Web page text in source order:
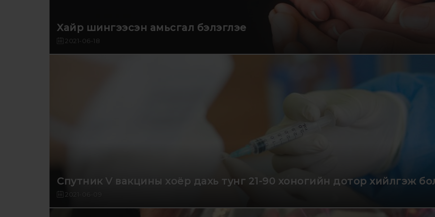
Хайр шингээсэн амьсгал бэлэглэе
2021-06-18
Спутник V вакцины хоёр дахь тунг 21-90 хоногийн дотор хийлгэж
2021-06-09